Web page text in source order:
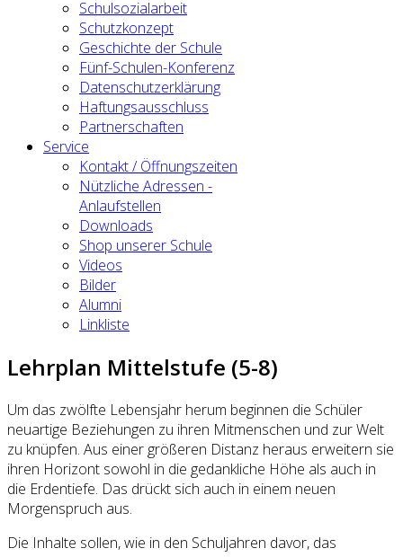
Schulsozialarbeit
Schutzkonzept
Geschichte der Schule
Fünf-Schulen-Konferenz
Datenschutzerklärung
Haftungsausschluss
Partnerschaften
Service
Kontakt / Öffnungszeiten
Nützliche Adressen -
Anlaufstellen
Downloads
Shop unserer Schule
Videos
Bilder
Alumni
Linkliste
Lehrplan Mittelstufe (5-8)
Um das zwölfte Lebensjahr herum beginnen die Schüler
neuartige Beziehungen zu ihren Mitmenschen und zur Welt
zu knüpfen. Aus einer größeren Distanz heraus erweitern sie
ihren Horizont sowohl in die gedankliche Höhe als auch in
die Erdentiefe. Das drückt sich auch in einem neuen
Morgenspruch aus.
Die Inhalte sollen, wie in den Schuljahren davor, das